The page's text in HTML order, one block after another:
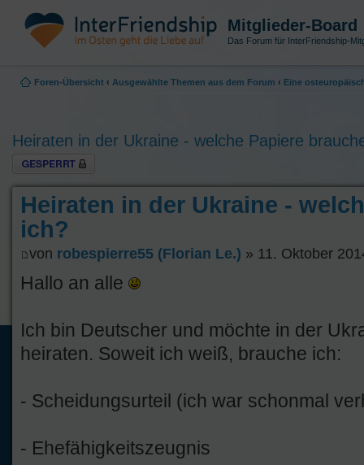
Mitglieder-Board
Das Forum für InterFriendship-
Foren-Übersicht ‹ Ausgewählte Themen aus dem Forum ‹ Eine
Heiraten in der Ukraine - welche Papiere
Thema gesperrt
Heiraten in der Ukraine -
ich?
von robespierre55 (Florian Le.) » 11. Oktober
Hallo an alle
Ich bin Deutscher und möchte in der
heiraten. Soweit ich weiß, brauche ich:
- Scheidungsurteil (ich war schonmal
- Ehefähigkeitszeugnis